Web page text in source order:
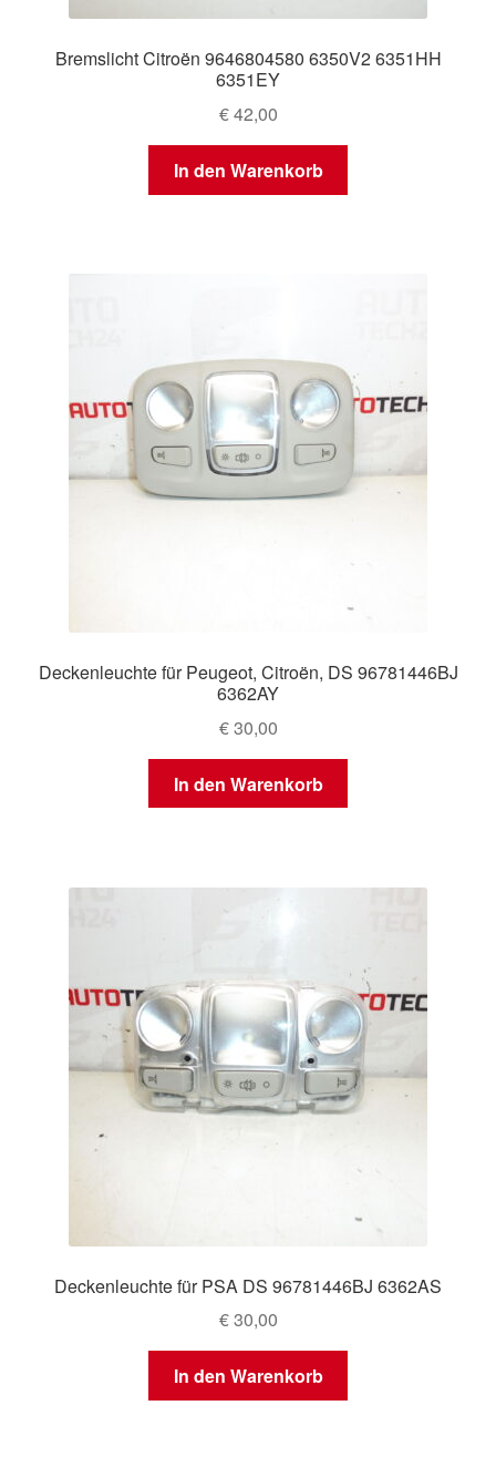
Bremslicht Citroën 9646804580 6350V2 6351HH
6351EY
€42,00
In den Warenkorb
Deckenleuchte für Peugeot, Citroën, DS 96781446BJ
6362AY
€30,00
In den Warenkorb
Deckenleuchte für PSA DS 96781446BJ 6362AS
€30,00
In den Warenkorb